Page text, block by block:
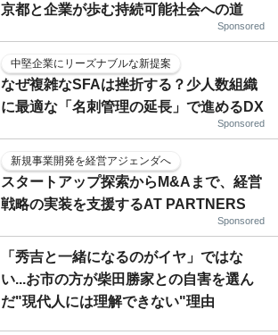
京都と企業が歩む持続可能社会への道
Sponsored
中堅企業にリーズナブルな新提案
なぜ複雑なSFAは挫折する？少人数組織
に最適な「名刺管理の延長」で進めるDX
Sponsored
新規事業開発を経営アジェンダへ
スタートアップ探索からM&Aまで、経営
戦略の実装を支援するAT PARTNERS
Sponsored
「秀吉と一緒になるのがイヤ」ではな
い...お市の方が柴田勝家との自害を選ん
だ"現代人には理解できない"理由